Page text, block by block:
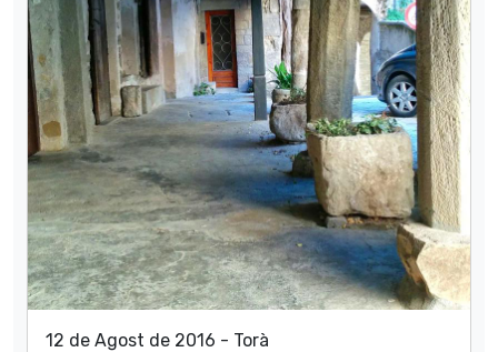
12 de Agost de 2016 - Torà